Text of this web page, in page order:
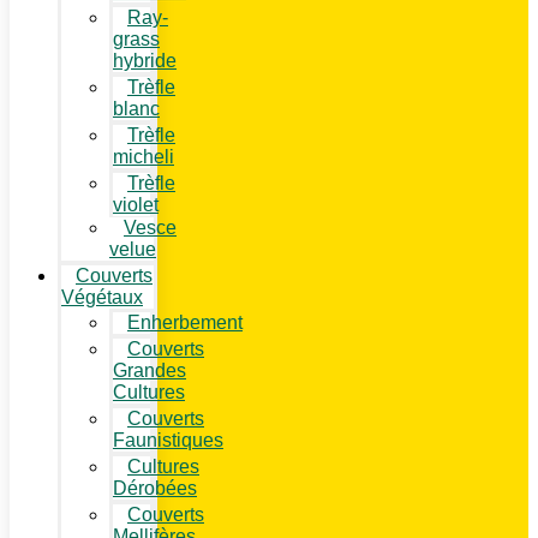
Ray-
grass
hybride
Trèfle
blanc
Trèfle
micheli
Trèfle
violet
Vesce
velue
Couverts
Végétaux
Enherbement
Couverts
Grandes
Cultures
Couverts
Faunistiques
Cultures
Dérobées
Couverts